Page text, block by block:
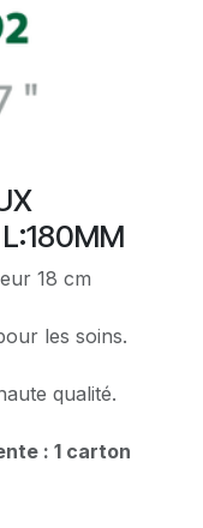
18 cm
les soins.
qualité.
: 1 carton